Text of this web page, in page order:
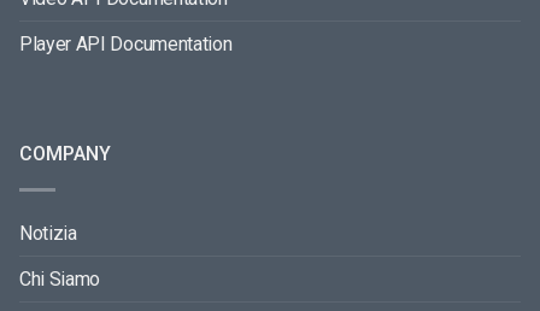
Player API Documentation
COMPANY
Notizia
Chi Siamo